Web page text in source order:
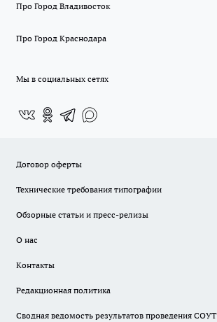
Про Город Владивосток
Про Город Краснодара
Мы в социальных сетях
Договор оферты
Технические требования типографии
Обзорные статьи и пресс-релизы
О нас
Контакты
Редакционная политика
Сводная ведомость результатов проведения СОУТ